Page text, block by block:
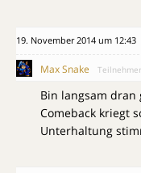
19. November 2014 um 12:43
Max Snake Teilnehmer
Bin langsam dran
Comeback kriegt
Unterhaltung